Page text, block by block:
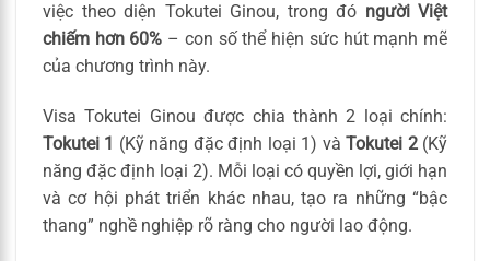
việc theo diện Tokutei Ginou, trong đó người Việt
chiếm hơn 60% – con số thể hiện sức hút mạnh mẽ
của chương trình này.
Visa Tokutei Ginou được chia thành 2 loại chính:
Tokutei 1 (Kỹ năng đặc định loại 1) vàTokutei 2(Kỹ
năng đặc định loại 2). Mỗi loại có quyền lợi, giới hạn
và cơ hội phát triển khác nhau, tạo ra những “bậc
thang” nghề nghiệp rõ ràng cho người lao động.